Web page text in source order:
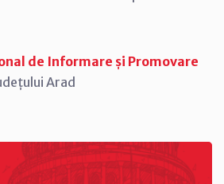
de Informare și Promovare
Arad